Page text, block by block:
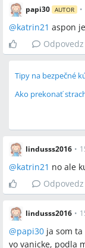
papi30 AUTOR •
@katrin21 aspon
Odpovedz
Tipy na bezpečné
Ako prekonať
lindusss2016 •
@katrin21 no ale
Odpovedz
lindusss2016 •
@papi30 ja som
vo vanicke, podla